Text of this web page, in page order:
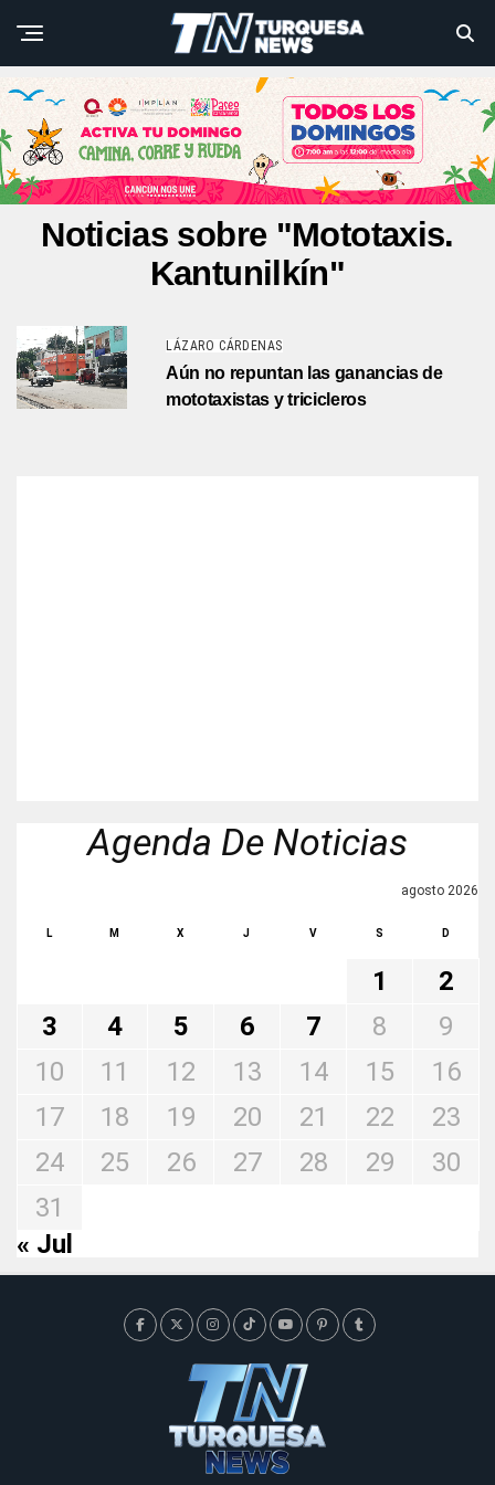
Noticias sobre "Mototaxis.
Kantunilkín"
LÁZARO CÁRDENAS
Aún no repuntan las ganancias de
mototaxistas y tricicleros
Agenda De Noticias
agosto 2026
L M X J V S D
1
2
3
4 5 6 7 8
9
10
11 12 13 14 15
16
17
18 19 20 21 22
23
24
25 26 27 28 29
30
31
« Jul